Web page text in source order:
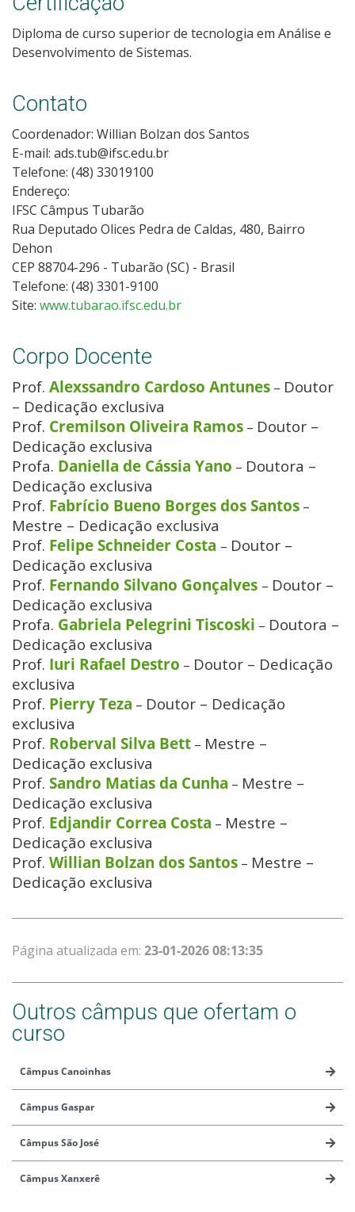
Diploma de curso superior de tecnologia em Análise e
Desenvolvimento de Sistemas.
Contato
Coordenador: Willian Bolzan dos Santos
E-mail: ads.tub@ifsc.edu.br
Telefone: (48) 33019100
Endereço:
IFSC Câmpus Tubarão
Rua Deputado Olices Pedra de Caldas, 480, Bairro
Dehon
CEP 88704-296 - Tubarão (SC) - Brasil
Telefone: (48) 3301-9100
Site: www.tubarao.ifsc.edu.br
Corpo Docente
Prof. Alexssandro Cardoso Antunes – Doutor
– Dedicação exclusiva
Prof. Cremilson Oliveira Ramos – Doutor –
Dedicação exclusiva
Profa. Daniella de Cássia Yano – Doutora –
Dedicação exclusiva
Prof. Fabrício Bueno Borges dos Santos –
Mestre – Dedicação exclusiva
Prof. Felipe Schneider Costa – Doutor –
Dedicação exclusiva
Prof. Fernando Silvano Gonçalves – Doutor –
Dedicação exclusiva
Profa. Gabriela Pelegrini Tiscoski – Doutora –
Dedicação exclusiva
Prof. Iuri Rafael Destro – Doutor – Dedicação
exclusiva
Prof. Pierry Teza – Doutor – Dedicação
exclusiva
Prof. Roberval Silva Bett – Mestre –
Dedicação exclusiva
Prof. Sandro Matias da Cunha – Mestre –
Dedicação exclusiva
Prof. Edjandir Correa Costa – Mestre –
Dedicação exclusiva
Prof. Willian Bolzan dos Santos – Mestre –
Dedicação exclusiva
Página atualizada em: 23-01-2026 08:13:35
Outros câmpus que ofertam o
curso
Câmpus Canoinhas
Câmpus Gaspar
Câmpus São José
Câmpus Xanxerê